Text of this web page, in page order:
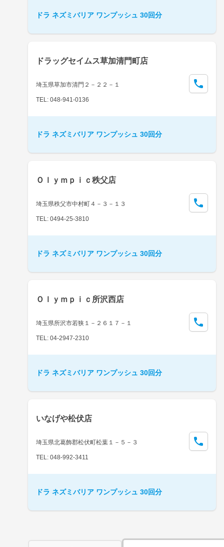
ドラ ネズミバリア ワンプッシュ 30回分
ドラッグセイムス草加清門町店
埼玉県草加市清門２－２２－１
TEL: 048-941-0136
ドラ ネズミバリア ワンプッシュ 30回分
Ｏｌｙｍｐｉｃ秩父店
埼玉県秩父市中村町４－３－１３
TEL: 0494-25-3810
ドラ ネズミバリア ワンプッシュ 30回分
Ｏｌｙｍｐｉｃ所沢西店
埼玉県所沢市若狭１－２６１７－１
TEL: 04-2947-2310
ドラ ネズミバリア ワンプッシュ 30回分
いなげや松伏店
埼玉県北葛飾郡松伏町松葉１－５－３
TEL: 048-992-3411
ドラ ネズミバリア ワンプッシュ 30回分